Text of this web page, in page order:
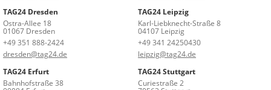
TAG24 Dresden
Ostra-Allee 18
01067 Dresden
+49 351 888-2424
dresden@tag24.de
TAG24 Leipzig
Karl-Liebknecht-Straße 8
04107 Leipzig
+49 341 24250430
leipzig@tag24.de
TAG24 Erfurt
Bahnhofstraße 38
TAG24 Stuttgart
Curiestraße 2